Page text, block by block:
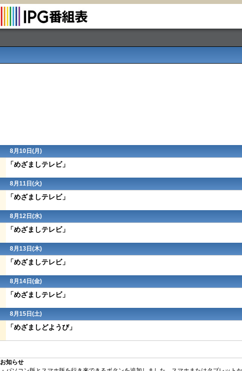
8月10日(月)
「めざましテレビ」
8月11日(火)
「めざましテレビ」
8月12日(水)
「めざましテレビ」
8月13日(木)
「めざましテレビ」
8月14日(金)
「めざましテレビ」
8月15日(土)
「めざましどようび」
お知らせ